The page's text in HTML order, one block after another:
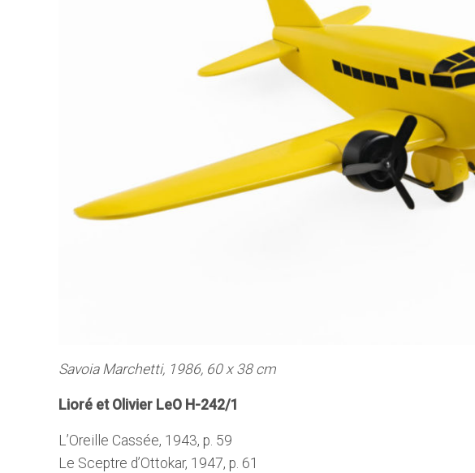
Savoia Marchetti, 1986, 60 x 38 cm
Lioré et Olivier LeO H-242/1
L’Oreille Cassée, 1943, p. 59
Le Sceptre d’Ottokar, 1947, p. 61